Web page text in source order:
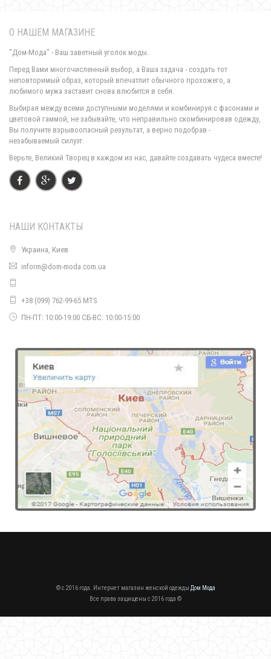
1000.00грн.
Женское платье с разрезом сзади
560.00грн.
540.00грн.
О НАШЕМ МАГАЗИНЕ
"Дом-Мода" - Ваш заветный уголок моды.
Перед Вами многочисленный выбор, а Ваша задача - создать тот
неповторимый образ, который впечатлит обычного прохожего, а
любимого мужа заставит снова влюбится в себя.
Выбирая между всеми доступными моделями и комбинируя с фасонами и
цветовой гаммой, не забывайте, что неправильно скомбинировав одежду,
Вы получите взрывоопасный результат, а верно подобрав -
незабываемый силуэт.
Верьте, Великий Творец в каждом из нас, давайте создавать чудеса вместе!
НАШИ КОНТАКТЫ
Украина, Киев
inform@dom-moda.com.ua
+38 (099) 762-99-65 MTS
ПН-ПТ: 10:00-19:00 СБ-ВС: 10:00-15:00
© c 2016 года. Интернет магазин женской одежды Дом Мода
Все права защищены c 2016 года ©